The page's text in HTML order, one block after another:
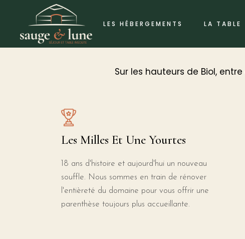
LES HÉBERGEMENTS LA TABLE
Sur les hauteurs de Biol,
Les Milles Et Une Yourtes
18 ans d'histoire et aujourd'hui un nouveau
souffle. Nous sommes en train de rénover
l'entièreté du domaine pour vous offrir une
parenthèse toujours plus accueillante.